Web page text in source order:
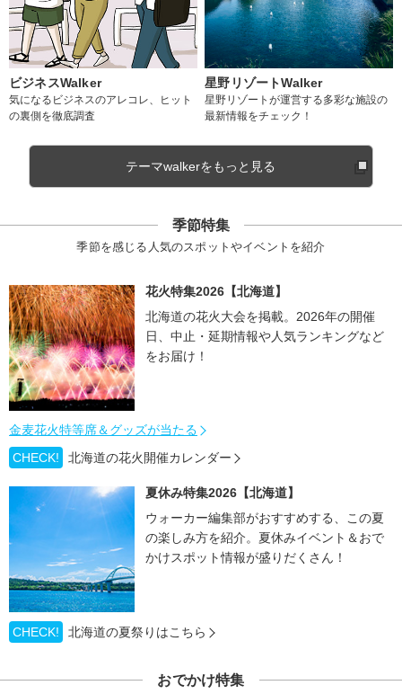
ビジネスWalker
気になるビジネスのアレコレ、ヒット
の裏側を徹底調査
星野リゾートWalker
星野リゾートが運営する多彩な施設の
最新情報をチェック！
テーマwalkerをもっと見る
季節特集
季節を感じる人気のスポットやイベントを紹介
花火特集2026【北海道】
北海道の花火大会を掲載。2026年の開催
日、中止・延期情報や人気ランキングなど
をお届け！
金麦花火特等席＆グッズが当たる
CHECK!
北海道の花火開催カレンダー
夏休み特集2026【北海道】
ウォーカー編集部がおすすめする、この夏
の楽しみ方を紹介。夏休みイベント＆おで
かけスポット情報が盛りだくさん！
CHECK! 北海道の夏祭りはこちら
おでかけ特集